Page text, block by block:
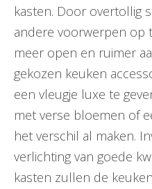
kasten. Door overtollig
andere voorwerpen op
meer open en ruimer
gekozen keuken
een vleugje luxe te
met verse bloemen of
het verschil al maken.
verlichting van goede
kasten zullen de